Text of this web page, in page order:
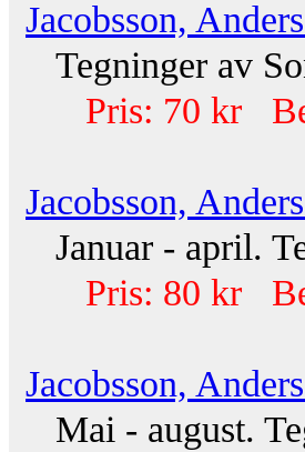
Jacobsson,
Tegninger av
Pris: 70 kr
Jacobsson,
Januar - april.
Pris: 80 kr
Jacobsson,
Mai - august.